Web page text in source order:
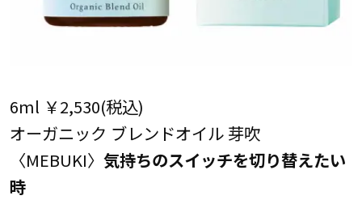
6ml ￥2,530(税込)
オーガニック ブレンドオイル 芽吹
〈MEBUKI〉 気持ちのスイッチを切り替えたい
時